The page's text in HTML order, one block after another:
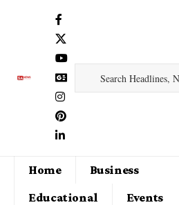
Home
Business
Educational
Events